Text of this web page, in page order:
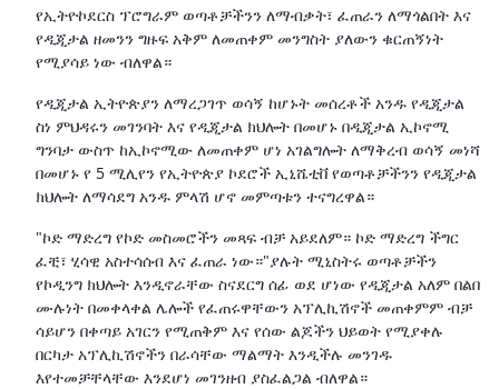
የኢትዮኮደርስ ፕሮግራም ወጣቶቻችንን ለማብቃት፣ ፈጠራን ለማጎልበት እና
የዲጂታል ዘመንን ግዙፍ አቅም ለመጠቀም መንግስት ያለውን ቁርጠኝነት
የሚያሳይ ነው ብለዋል።
የዲጂታል ኢትዮጵያን ለማረጋገጥ ወሳኝ ከሆኑት መሰረቶች አንዱ የዲጂታል
ስነ ምህዳሩን መገንባት እና የዲጂታል ክህሎት በመሆኑ በዲጂታል ኢኮኖሚ
ግንባታ ውስጥ ከኢኮኖሚው ለመጠቀም ሆነ አገልግሎት ለማቅረብ ወሳኝ መነሻ
በመሆኑ የ 5 ሚሊየን የኢትዮጵያ ኮደሮች ኢኒሼቲቨ የወጣቶቻችንን የዲጂታል
ክህሎት ለማሳደግ አንዱ ምላሽ ሆኖ መምጣቱን ተናግረዋል።
"ኮድ ማድረግ የኮድ መስመሮችን መጻፍ ብቻ አይደለም። ኮድ ማድረግ ችግር
ፈቺ፣ ሂሳዊ አስተሳሰብ እና ፈጠራ ነው።"ያሉት ሚኒስትሩ ወጣቶቻችን
የኮዲንግ ክህሎት እንዲኖራቸው ስናደርግ ሰፊ ወደ ሆነው የዲጂታል አለም በልበ
ሙሉነት በመቀላቀል ሌሎች የፈጠሩዋቸውን አፕሊኪሽኖች መጠቀምም ብቻ
ሳይሆን በቀጣይ አገርን የሚጠቅም እና የሰው ልጆችን ህይወት የሚያቀሉ
በርካታ አፕሊኪሽኖችን በራሳቸው ማልማት እንዲችሉ መንገዱ
እየተመቻቸላቸው እንደሆነ መገንዘብ ያስፈልጋል ብለዋል።